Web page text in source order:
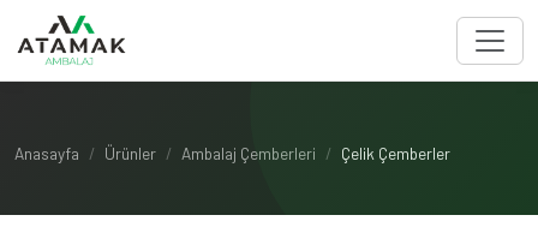
Anasayfa Ürünler Ambalaj Çemberleri Çelik Çemberler